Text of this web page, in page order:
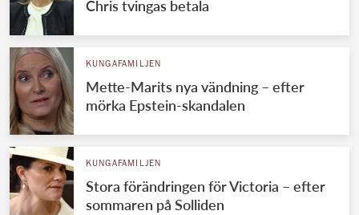
Chris tvingas betala
KUNGAFAMILJEN
Mette-Marits nya vändning – efter
mörka Epstein-skandalen
KUNGAFAMILJEN
Stora förändringen för Victoria – efter
sommaren på Solliden